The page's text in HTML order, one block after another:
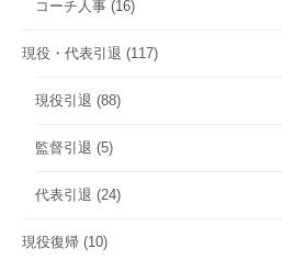
コーチ人事 (16)
現役・代表引退 (117)
現役引退 (88)
監督引退 (5)
代表引退 (24)
現役復帰 (10)